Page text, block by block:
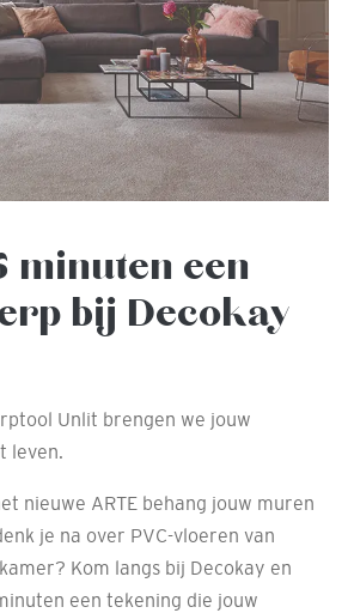
minuten een
bij Decokay
Unlit brengen we jouw
leven.
nieuwe ARTE behang jouw muren
je na over PVC-vloeren van
Kom langs bij Decokay en
een tekening die jouw